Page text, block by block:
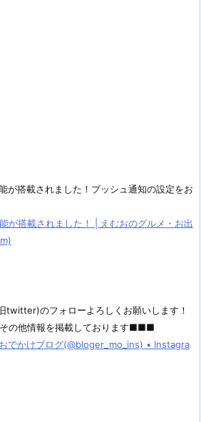
が搭載されました！プッシュ通知の設定をお
が搭載されました！ | えむおのグルメ・お出
のフォローよろしくお願いします！
の他情報を掲載しております■■■
でかけブログ(@bloger_mo_ins) • Instagra